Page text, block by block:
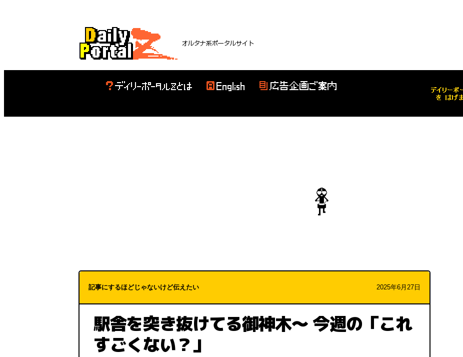
記事にするほどじゃないけど伝えたい 2025年6月27日
駅舎を突き抜けてる御神木～ 今週の「これ
すごくない？」